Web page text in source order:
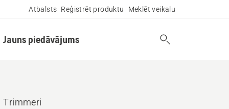
Atbalsts Reģistrēt produktu Meklēt veikalu
Jauns piedāvājums
Trimmeri